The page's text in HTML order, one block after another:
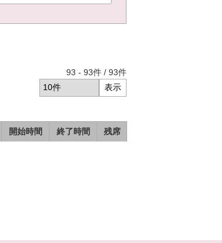
93 - 93件 / 93件
開始時間 終了時間 残席